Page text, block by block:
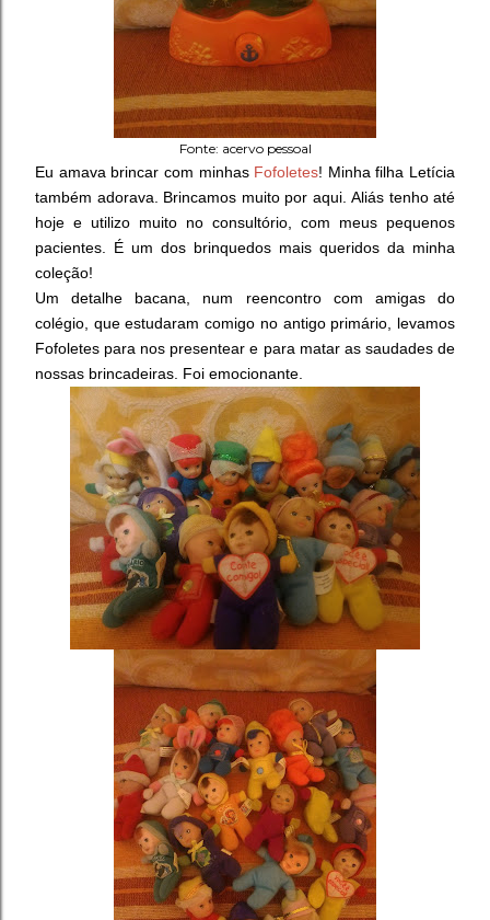
Fonte: acervo pessoal
Eu amava brincar com minhas Fofoletes! Minha filha Letícia
também adorava. Brincamos muito por aqui. Aliás tenho até
hoje e utilizo muito no consultório, com meus pequenos
pacientes. É um dos brinquedos mais queridos da minha
coleção!
Um detalhe bacana, num reencontro com amigas do
colégio, que estudaram comigo no antigo primário, levamos
Fofoletes para nos presentear e para matar as saudades de
nossas brincadeiras. Foi emocionante.